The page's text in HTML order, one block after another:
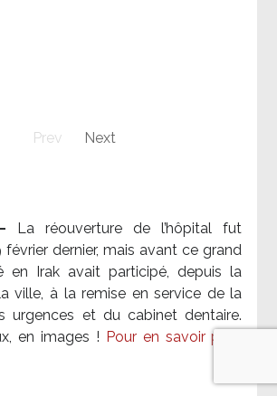
Prev Next
La réouverture de l’hôpital fut
février dernier, mais avant ce grand
en Irak avait participé, depuis la
ville, à la remise en service de la
urgences et du cabinet dentaire.
en images ! Pour en savoir plus,